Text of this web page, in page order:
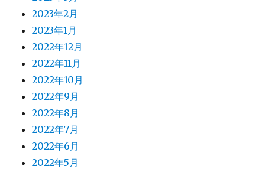
2023年2月
2023年1月
2022年12月
2022年11月
2022年10月
2022年9月
2022年8月
2022年7月
2022年6月
2022年5月